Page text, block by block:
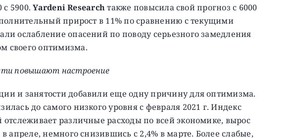
с 5900.Yardeni Researchтакже повысила свой прогноз с 6000
прирост в 11% по сравнению с текущими
ослабление опасений по поводу серьезного замедления
своего оптимизма.
повышают настроение
и занятости добавили еще одну причину для оптимизма.
до самого низкого уровня с февраля 2021 г. Индекс
отслеживает различные расходы по всей экономике, вырос
апреле, немного снизившись с 2,4% в марте. Более слабые,